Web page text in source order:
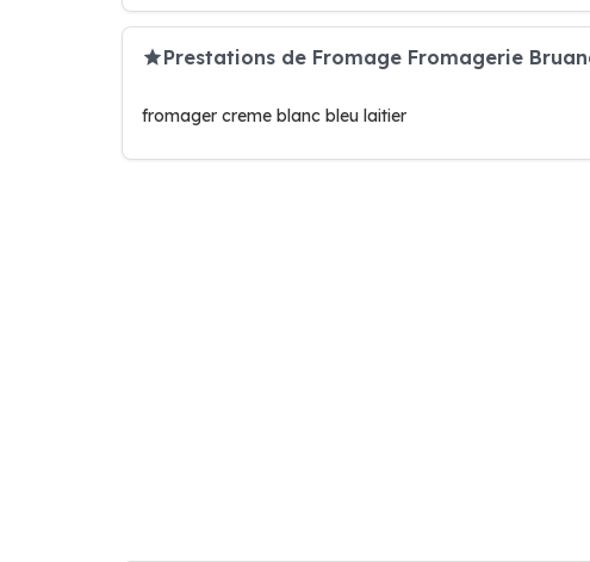
Prestations de Fromage Fromagerie
fromager creme blanc bleu laitier